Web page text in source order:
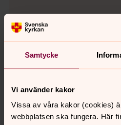
Samtycke
Vi använder kakor
Vissa av våra kakor (cookies)
webbplatsen ska fungera. Här
Annette Jacobsson
Musiker, Sunnersbergs
Mobil:070-858 70 01